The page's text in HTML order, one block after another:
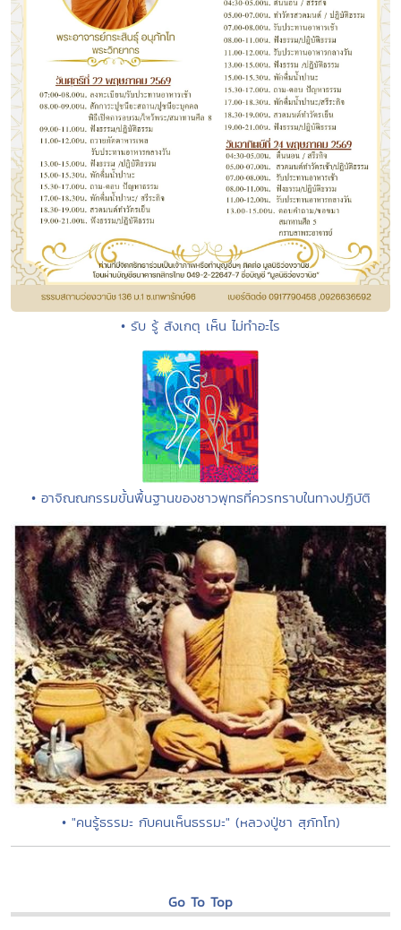
• รับ รู้ สังเกตุ เห็น ไม่ทำอะไร
• อาจิณณกรรมขั้นพื้นฐานของชาวพุทธที่ควรทราบในทางปฏิบัติ
• "คนรู้ธรรมะ กับคนเห็นธรรมะ" (หลวงปู่ชา สุภัทโท)
Go To Top